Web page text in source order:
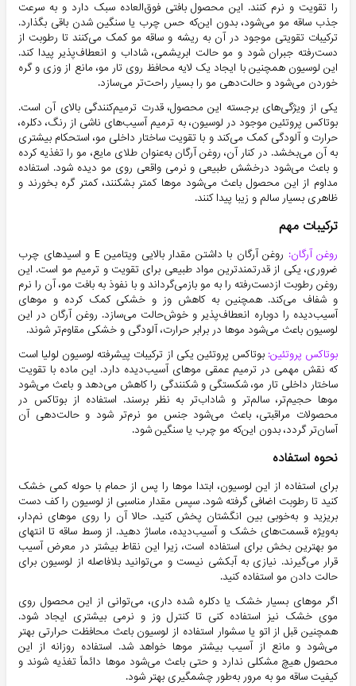
را تقویت و نرم کنند. این محصول بافتی فوق‌العاده سبک دارد و به سرعت
جذب ساقه مو می‌شود، بدون این‌که حس چرب یا سنگین شدن باقی بگذارد.
ترکیبات تقویتی موجود در آن به ریشه و ساقه مو کمک می‌کنند تا رطوبت از
دست‌رفته جبران شود و مو حالت ابریشمی، شاداب و انعطاف‌پذیر پیدا کند.
این لوسیون همچنین با ایجاد یک لایه محافظ روی تار مو، مانع از وزی و گره
خوردن می‌شود و حالت‌دهی مو را بسیار راحت‌تر می‌سازد.
یکی از ویژگی‌های برجسته این محصول، قدرت ترمیم‌کنندگی بالای آن است.
بوتاکس پروتئین موجود در لوسیون، به ترمیم آسیب‌های ناشی از رنگ، دکلره،
حرارت و آلودگی کمک می‌کند و با تقویت ساختار داخلی مو، استحکام بیشتری
به آن می‌بخشد. در کنار آن، روغن آرگان به‌عنوان طلای مایع، مو را تغذیه کرده
و باعث می‌شود درخشش طبیعی و نرمی واقعی روی مو دیده شود. استفاده
مداوم از این محصول باعث می‌شود موها کمتر بشکنند، کمتر گره بخورند و
ظاهری بسیار سالم و زیبا پیدا کنند.
ترکیبات مهم
روغن آرگان:
روغن آرگان با داشتن مقدار بالایی ویتامین E و اسیدهای چرب
ضروری، یکی از قدرتمندترین مواد طبیعی برای تقویت و ترمیم مو است. این
روغن رطوبت ازدست‌رفته را به مو بازمی‌گرداند و با نفوذ به بافت مو، آن را نرم
و شفاف می‌کند. همچنین به کاهش وز و خشکی کمک کرده و موهای
آسیب‌دیده را دوباره انعطاف‌پذیر و خوش‌حالت می‌سازد. روغن آرگان در این
لوسیون باعث می‌شود موها در برابر حرارت، آلودگی و خشکی مقاوم‌تر شوند.
بوتاکس پروتئین: بوتاکس پروتئین یکی از ترکیبات پیشرفته لوسیون لولیا است
که نقش مهمی در ترمیم عمقی موهای آسیب‌دیده دارد. این ماده با تقویت
ساختار داخلی تار مو، شکستگی و شکنندگی را کاهش می‌دهد و باعث می‌شود
موها حجیم‌تر، سالم‌تر و شاداب‌تر به نظر برسند. استفاده از بوتاکس در
محصولات مراقبتی، باعث می‌شود جنس مو نرم‌تر شود و حالت‌دهی آن
آسان‌تر گردد، بدون این‌که مو چرب یا سنگین شود.
نحوه استفاده
برای استفاده از این لوسیون، ابتدا موها را پس از حمام با حوله کمی خشک
کنید تا رطوبت اضافی گرفته شود. سپس مقدار مناسبی از لوسیون را کف دست
بریزید و به‌خوبی بین انگشتان پخش کنید. حالا آن را روی موهای نم‌دار،
به‌ویژه قسمت‌های خشک و آسیب‌دیده، ماساژ دهید. از وسط ساقه تا انتهای
مو بهترین بخش برای استفاده است، زیرا این نقاط بیشتر در معرض آسیب
قرار می‌گیرند. نیازی به آبکشی نیست و می‌توانید بلافاصله از لوسیون برای
حالت دادن مو استفاده کنید.
اگر موهای بسیار خشک یا دکلره شده داری، می‌توانی از این محصول روی
موی خشک نیز استفاده کنی تا کنترل وز و نرمی بیشتری ایجاد شود.
همچنین قبل از اتو یا سشوار استفاده از لوسیون باعث محافظت حرارتی بهتر
می‌شود و مانع از آسیب بیشتر موها خواهد شد. استفاده روزانه از این
محصول هیچ مشکلی ندارد و حتی باعث می‌شود موها دائماً تغذیه شوند و
کیفیت ساقه مو به مرور به‌طور چشمگیری بهتر شود.